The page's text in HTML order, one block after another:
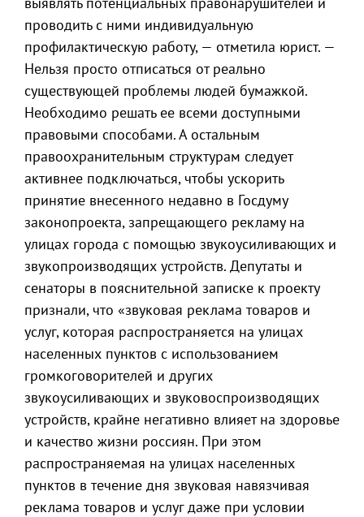
проводить с ними индивидуальную
профилактическую работу, — отметила юрист. —
Нельзя просто отписаться от реально
существующей проблемы людей бумажкой.
Необходимо решать ее всеми доступными
правовыми способами. А остальным
правоохранительным структурам следует
активнее подключаться, чтобы ускорить
принятие внесенного недавно в Госдуму
законопроекта, запрещающего рекламу на
улицах города с помощью звукоусиливающих и
звукопроизводящих устройств. Депутаты и
сенаторы в пояснительной записке к проекту
признали, что «звуковая реклама товаров и
услуг, которая распространяется на улицах
населенных пунктов с использованием
громкоговорителей и других
звукоусиливающих и звуковоспроизводящих
устройств, крайне негативно влияет на здоровье
и качество жизни россиян. При этом
распространяемая на улицах населенных
пунктов в течение дня звуковая навязчивая
реклама товаров и услуг даже при условии